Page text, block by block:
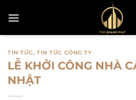
qua
TIN TỨC,TIN TỨC CÔNG TY
LỄ KHỞI CÔNG NHÀ
NHẬT